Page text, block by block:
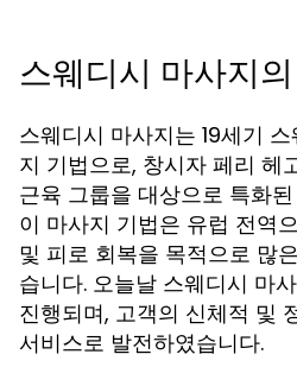
스웨디시 마사지
스웨디시 마사지는 19세기
지 기법으로, 창시자 페리 헤
근육 그룹을 대상으로 특화
이 마사지 기법은 유럽 전역
및 피로 회복을 목적으로 많
습니다. 오늘날 스웨디시 마
진행되며, 고객의 신체적 및
서비스로 발전하였습니다.